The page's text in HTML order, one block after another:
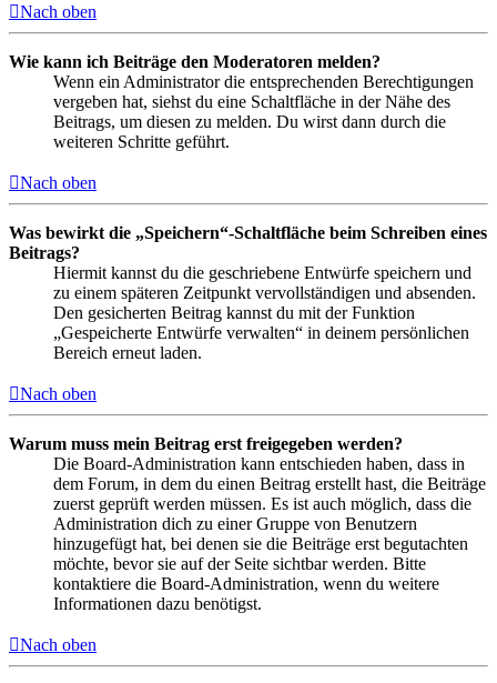
Nach oben
Wie kann ich Beiträge den Moderatoren melden?
Wenn ein Administrator die entsprechenden Berechtigungen
vergeben hat, siehst du eine Schaltfläche in der Nähe des
Beitrags, um diesen zu melden. Du wirst dann durch die
weiteren Schritte geführt.
Nach oben
Was bewirkt die „Speichern“-Schaltfläche beim Schreiben eines
Beitrags?
Hiermit kannst du die geschriebene Entwürfe speichern und
zu einem späteren Zeitpunkt vervollständigen und absenden.
Den gesicherten Beitrag kannst du mit der Funktion
„Gespeicherte Entwürfe verwalten“ in deinem persönlichen
Bereich erneut laden.
Nach oben
Warum muss mein Beitrag erst freigegeben werden?
Die Board-Administration kann entschieden haben, dass in
dem Forum, in dem du einen Beitrag erstellt hast, die Beiträge
zuerst geprüft werden müssen. Es ist auch möglich, dass die
Administration dich zu einer Gruppe von Benutzern
hinzugefügt hat, bei denen sie die Beiträge erst begutachten
möchte, bevor sie auf der Seite sichtbar werden. Bitte
kontaktiere die Board-Administration, wenn du weitere
Informationen dazu benötigst.
Nach oben